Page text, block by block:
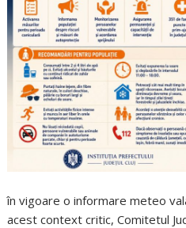
în vigoare o informare meteo
acest context critic, Comitetul